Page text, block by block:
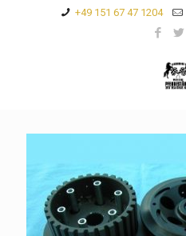
+49 151 67 47 1204